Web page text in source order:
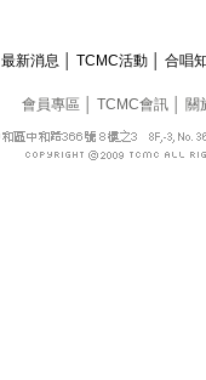
最新消息 TCMC活動 合唱
會員專區 TCMC會訊 關